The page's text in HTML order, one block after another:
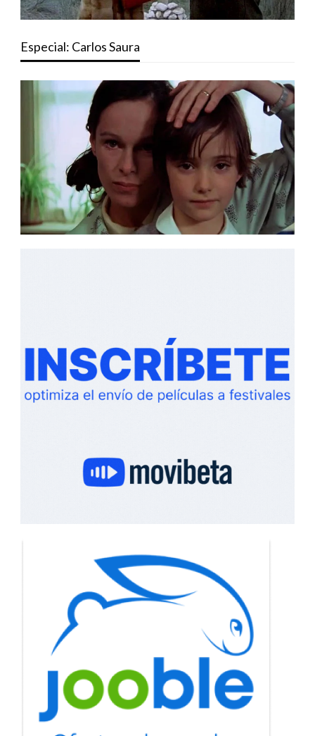
Especial: Carlos Saura